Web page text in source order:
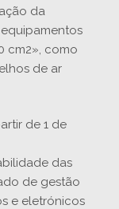
da
cm2», como
de ar
de 1 de
das
de gestão
e eletrónicos